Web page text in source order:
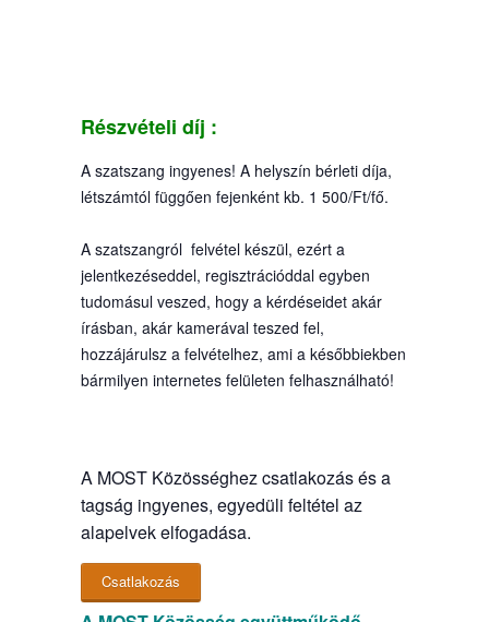
Részvételi díj :
A szatszang ingyenes! A helyszín bérleti díja,
létszámtól függően fejenként kb. 1 500/Ft/fő.
A szatszangról felvétel készül, ezért a
jelentkezéseddel, regisztrációddal egyben
tudomásul veszed, hogy a kérdéseidet akár
írásban, akár kamerával teszed fel,
hozzájárulsz a felvételhez, ami a későbbiekben
bármilyen internetes felületen felhasználható!
A MOST Közösséghez csatlakozás és a
tagság ingyenes, egyedüli feltétel az
alapelvek elfogadása.
Csatlakozás